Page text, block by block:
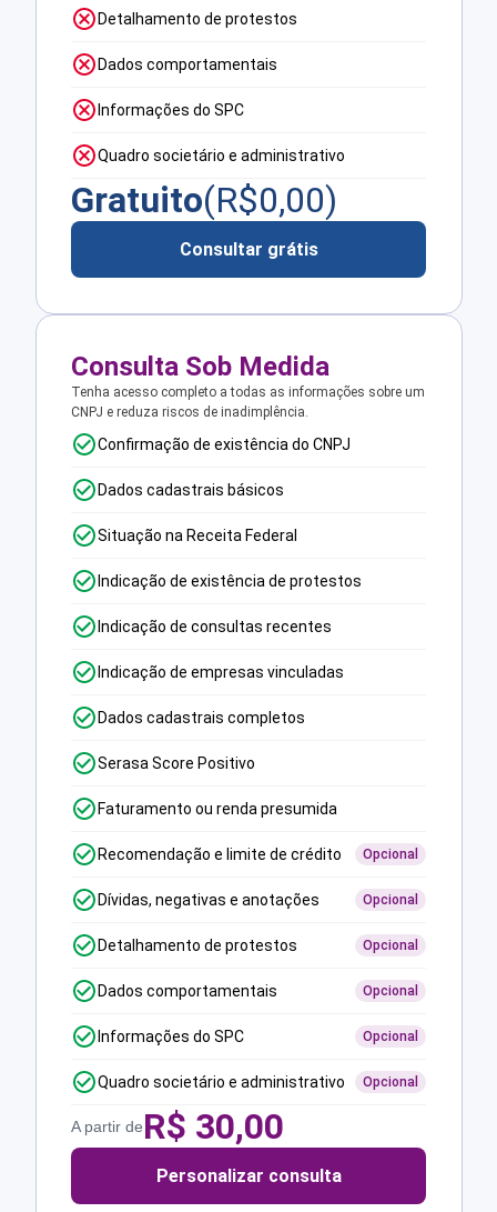
Detalhamento de protestos
Dados comportamentais
Informações do SPC
Quadro societário e administrativo
Gratuito(R$0,00)
Consultar grátis
Consulta Sob Medida
Tenha acesso completo a todas as informações sobre um
CNPJ e reduza riscos de inadimplência.
Confirmação de existência do CNPJ
Dados cadastrais básicos
Situação na Receita Federal
Indicação de existência de protestos
Indicação de consultas recentes
Indicação de empresas vinculadas
Dados cadastrais completos
Serasa Score Positivo
Faturamento ou renda presumida
Recomendação e limite de crédito Opcional
Dívidas, negativas e anotações Opcional
Detalhamento de protestos Opcional
Dados comportamentais Opcional
Informações do SPC Opcional
Quadro societário e administrativo Opcional
A partir deR$ 30,00
Personalizar consulta